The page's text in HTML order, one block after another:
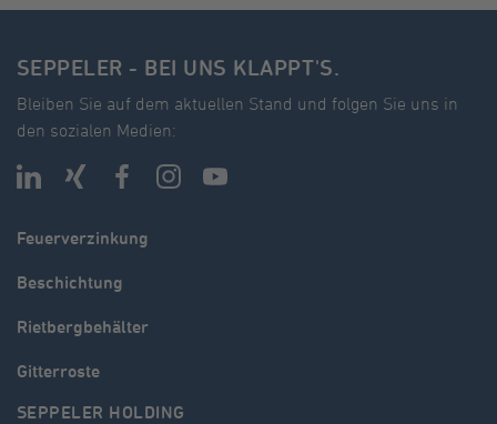
SEPPELER - BEI UNS KLAPPT'S.
Bleiben Sie auf dem aktuellen Stand und folgen Sie uns in
den sozialen Medien:
Feuerverzinkung
Beschichtung
Rietbergbehälter
Gitterroste
SEPPELER HOLDING